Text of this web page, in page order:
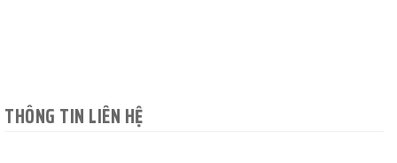
THÔNG TIN LIÊN HỆ